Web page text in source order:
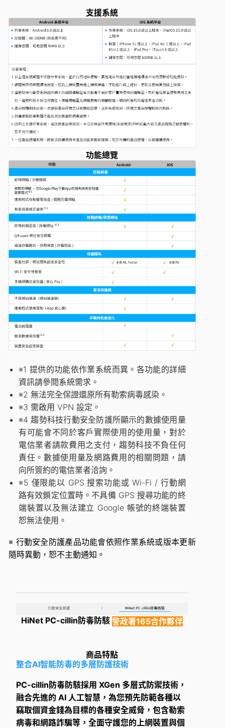
支援系統
功能總覽
※1 提供的功能依作業系統而異。各功能的詳細
資訊請參閱系統需求。
※2 無法完全保證還原所有勒索病毒感染。
※3 需啟用 VPN 設定。
※4 趨勢科技行動安全防護所顯示的數據使用量
有可能會不同於客戶實際使用的使用量，對於
電信業者請款費用之支付，趨勢科技不負任何
責任。數據使用量及網路費用的相關問題，請
向所簽約的電信業者洽詢。
※5 僅限能以 GPS 搜索功能或 Wi-Fi / 行動網
路有效鎖定位置時。不具備 GPS 搜尋功能的終
端裝置以及無法建立 Google 帳號的終端裝置
恕無法使用。
※ 行動安全防護產品功能會依照作業系統或版本更新
隨時異動，恕不主動通知。
HiNet PC-cillin防毒防駭警政署165合作夥伴
商品特點
整合AI智能防毒的多層防護技術
PC-cillin防毒防駭採用 XGen 多層式防禦技術，
融合先進的 AI 人工智慧，為您預先防範各種以
竊取個資金錢為目標的各種安全威脅，包含勒索
病毒和網路詐騙等，全面守護您的上網裝置與個